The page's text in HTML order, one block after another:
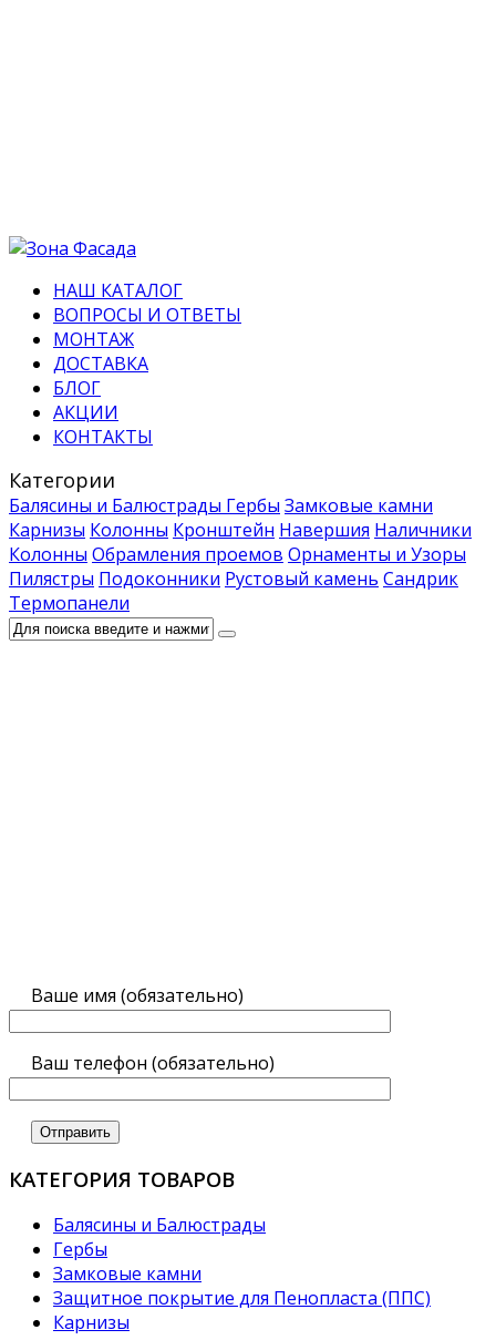
НАШ КАТАЛОГ
ВОПРОСЫ И ОТВЕТЫ
МОНТАЖ
ДОСТАВКА
БЛОГ
АКЦИИ
КОНТАКТЫ
Категории
Балясины и Балюстрады Гербы Замковые камни
Карнизы Колонны Кронштейн Навершия Наличники
Колонны Обрамления проемов Орнаменты и Узоры
Пилястры Подоконники Рустовый камень Сандрик
Термопанели
Ваше имя (обязательно)
Ваш телефон (обязательно)
КАТЕГОРИЯ ТОВАРОВ
Балясины и Балюстрады
Гербы
Замковые камни
Защитное покрытие для Пенопласта (ППС)
Карнизы